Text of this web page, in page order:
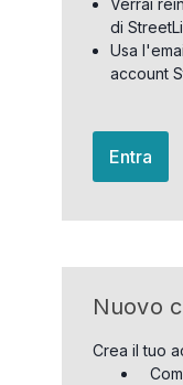
Verrai
di
Usa
account
Entra
Nuovo
Crea il tuo